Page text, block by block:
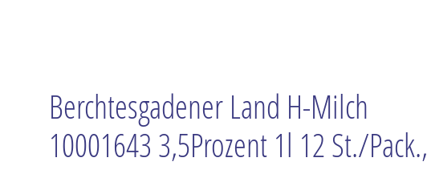
Berchtesgadener Land H-Milch
10001643 3,5Prozent 1l 12 St./Pack.,